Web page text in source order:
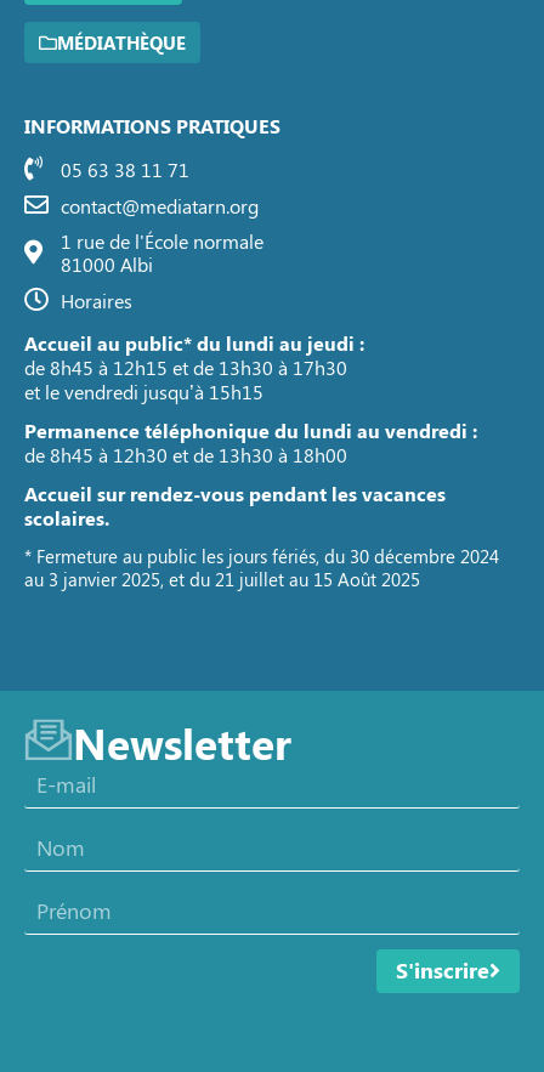
MÉDIATHÈQUE
INFORMATIONS PRATIQUES
05 63 38 11 71
contact@mediatarn.org
1 rue de l'École normale
81000 Albi
Horaires
Accueil au public* du lundi au jeudi :
de 8h45 à 12h15 et de 13h30 à 17h30
et le vendredi jusqu’à 15h15
Permanence téléphonique du lundi au vendredi :
de 8h45 à 12h30 et de 13h30 à 18h00
Accueil sur rendez-vous pendant les vacances
scolaires.
* Fermeture au public les jours fériés, du 30 décembre 2024
au 3 janvier 2025, et du 21 juillet au 15 Août 2025
Newsletter
S'inscrire